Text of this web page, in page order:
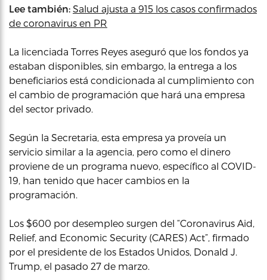
Lee también: Salud ajusta a 915 los casos confirmados
de coronavirus en PR
La licenciada Torres Reyes aseguró que los fondos ya
estaban disponibles, sin embargo, la entrega a los
beneficiarios está condicionada al cumplimiento con
el cambio de programación que hará una empresa
del sector privado.
Según la Secretaria, esta empresa ya proveía un
servicio similar a la agencia, pero como el dinero
proviene de un programa nuevo, específico al COVID-
19, han tenido que hacer cambios en la
programación.
Los $600 por desempleo surgen del “Coronavirus Aid,
Relief, and Economic Security (CARES) Act”, firmado
por el presidente de los Estados Unidos, Donald J.
Trump, el pasado 27 de marzo.